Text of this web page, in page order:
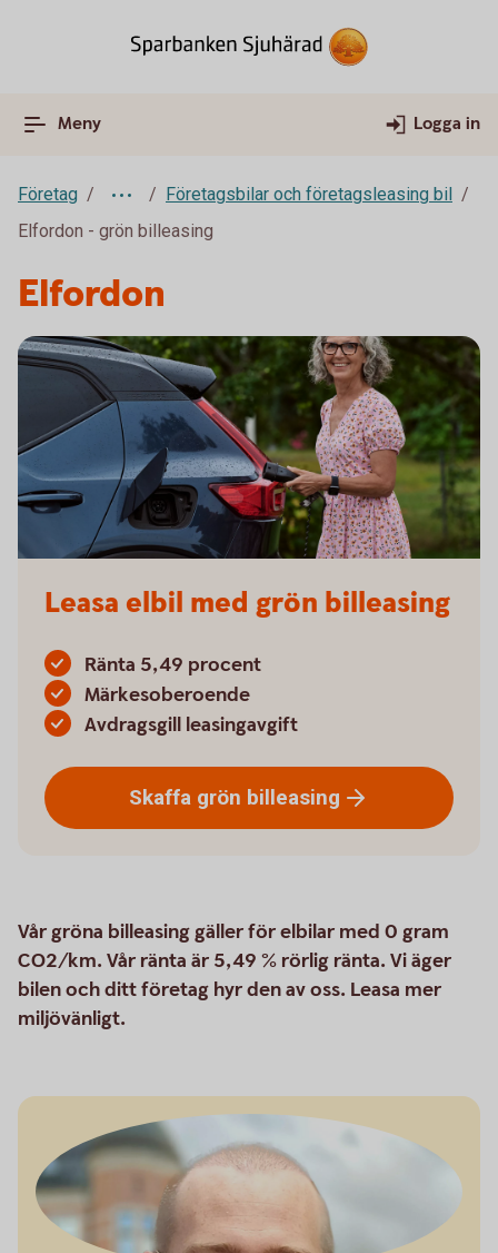
Meny Logga in
Företag
Företagsbilar och företagsleasing bil
Elfordon - grön billeasing
Elfordon
Leasa elbil med grön billeasing
Ränta 5,49 procent
Märkesoberoende
Avdragsgill leasingavgift
Skaffa grön billeasing
Vår gröna billeasing gäller för elbilar med 0 gram
CO2/km. Vår ränta är 5,49 % rörlig ränta. Vi äger
bilen och ditt företag hyr den av oss. Leasa mer
miljövänligt.